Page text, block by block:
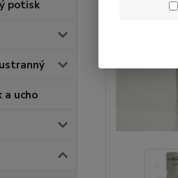
potisk
a ucho